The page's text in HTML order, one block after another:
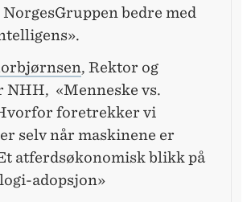
bedre med
, Rektor og
NHH, «Menneske vs.
foretrekker vi
selv når maskinene er
atferdsøkonomisk blikk på
adopsjon»